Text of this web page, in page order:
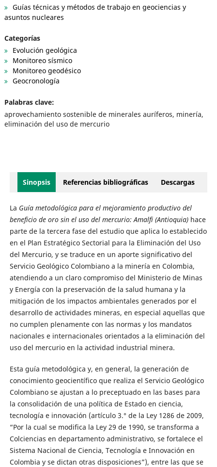
Guías técnicas y métodos de trabajo en geociencias y
asuntos nucleares
Categorías
Evolución geológica
Monitoreo sísmico
Monitoreo geodésico
Geocronología
Palabras clave:
aprovechamiento sostenible de minerales auríferos, minería,
eliminación del uso de mercurio
Sinopsis Referencias bibliográficas Descargas
La Guía metodológica para el mejoramiento productivo del
beneficio de oro sin el uso del mercurio: Amalfi (Antioquia)hace
parte de la tercera fase del estudio que aplica lo establecido
en el Plan Estratégico Sectorial para la Eliminación del Uso
del Mercurio, y se traduce en un aporte significativo del
Servicio Geológico Colombiano a la minería en Colombia,
atendiendo a un claro compromiso del Ministerio de Minas
y Energía con la preservación de la salud humana y la
mitigación de los impactos ambientales generados por el
desarrollo de actividades mineras, en especial aquellas que
no cumplen plenamente con las normas y los mandatos
nacionales e internacionales orientados a la eliminación del
uso del mercurio en la actividad industrial minera.
Esta guía metodológica y, en general, la generación de
conocimiento geocientífico que realiza el Servicio Geológico
Colombiano se ajustan a lo preceptuado en las bases para
la consolidación de una política de Estado en ciencia,
tecnología e innovación (artículo 3.° de la Ley 1286 de 2009,
“Por la cual se modifica la Ley 29 de 1990, se transforma a
Colciencias en departamento administrativo, se fortalece el
Sistema Nacional de Ciencia, Tecnología e Innovación en
Colombia y se dictan otras disposiciones”), entre las que se